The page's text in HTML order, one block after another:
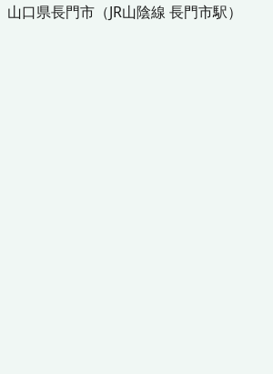
山口県長門市 （JR山陰線 長門市駅）